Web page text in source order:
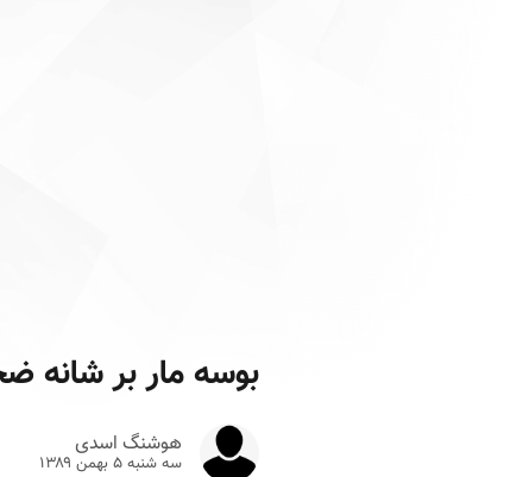
بوسه مار بر شانه
هوشنگ اسدی
سه شنبه ۵ بهمن ۱۳۸۹